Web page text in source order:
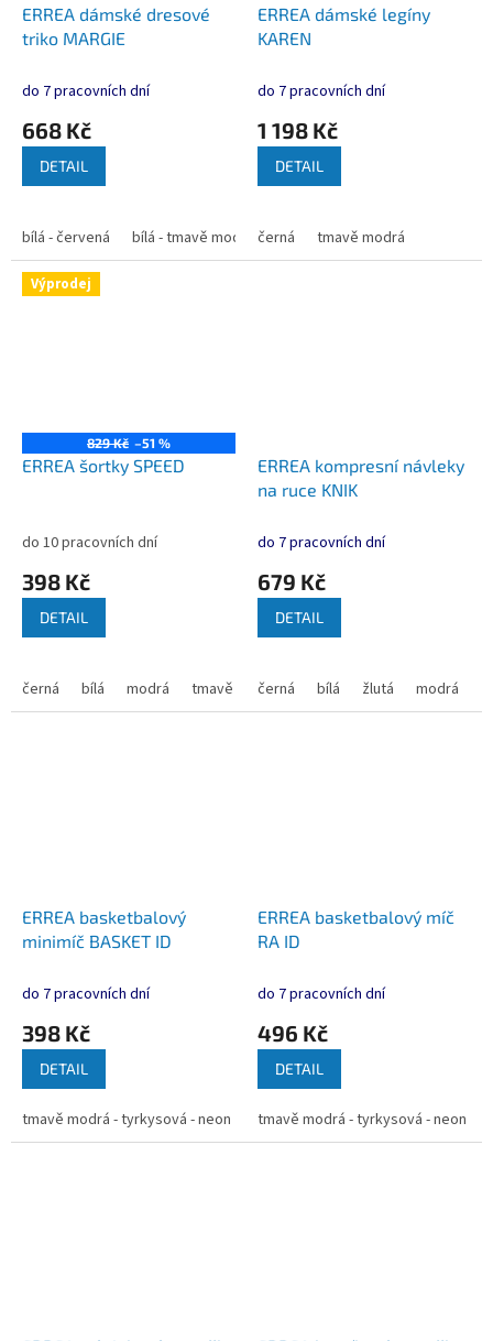
ERREA dámské dresové
triko MARGIE
do 7 pracovních dní
668 Kč
DETAIL
bílá - červená bílá - tmavě modrá bílá - modrá bílá - černá
ERREA dámské legíny
KAREN
do 7 pracovních dní
1 198 Kč
DETAIL
černá tmavě modrá
Výprodej
829 Kč –51 %
ERREA šortky SPEED
do 10 pracovních dní
398 Kč
DETAIL
černá bílá modrá tmavě modrá
ERREA kompresní návleky
na ruce KNIK
do 7 pracovních dní
679 Kč
DETAIL
černá bílá žlutá modrá
ERREA basketbalový
minimíč BASKET ID
do 7 pracovních dní
398 Kč
DETAIL
tmavě modrá - tyrkysová - neon žlutá
ERREA basketbalový míč
RA ID
do 7 pracovních dní
496 Kč
DETAIL
tmavě modrá - tyrkysová - neon